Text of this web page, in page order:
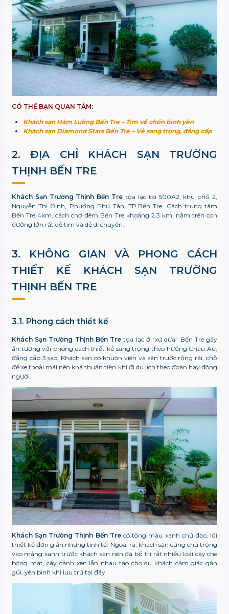
CÓ THỂ BẠN QUAN TÂM:
Khách sạn Hàm Luông Bến Tre – Tìm về chốn bình yên
Khách sạn Diamond Stars Bến Tre – Vẻ sang trọng, đẳng cấp
2. ĐỊA CHỈ KHÁCH SẠN TRƯỜNG
THỊNH BẾN TRE
Khách Sạn Trường Thịnh Bến Tre tọa lạc tại 500A2, khu phố 2,
Nguyễn Thị Định, Phường Phú Tân, TP.Bến Tre. Cách trung tâm
Bến Tre 4km, cách chợ đêm Bến Tre khoảng 2.3 km, nằm trên con
đường lớn rất dễ tìm và dễ di chuyển.
3. KHÔNG GIAN VÀ PHONG CÁCH
THIẾT KẾ
KHÁCH SẠN TRƯỜNG
THỊNH BẾN TRE
3.1. Phong cách thiết kế
Khách Sạn Trường Thịnh Bến Tre tọa lạc ở “xứ dừa” Bến Tre gây
ấn tượng với phong cách thiết kế sang trọng theo hướng Châu Âu,
đẳng cấp 3 sao. Khách sạn có khuôn viên và sân trước rộng rãi, chỗ
để xe thoải mái nên khá thuận tiện khi đi du lịch theo đoàn hay đông
người.
Khách Sạn Trường Thịnh Bến Trecó tông màu xanh chủ đạo, lối
thiết kế đơn giản nhưng tinh tế. Ngoài ra, khách sạn cũng chú trọng
vào mảng xanh trước khách sạn nên đã bố trí rất nhiều loại cây che
bóng mát, cây cảnh xen lẫn nhau tạo cho du khách cảm giác gần
gũi, yên bình khi lưu trú tại đây.